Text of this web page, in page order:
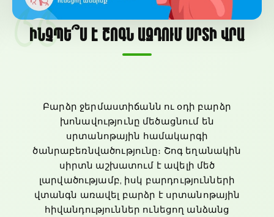
Ինչպե՞ս է շոգն ազդում սրտի վրա
Բարձր ջերմաստիճանն ու օդի բարձր
խոնավությունը մեծացնում են
սրտանոթային համակարգի
ծանրաբեռնվածությունը։ Շոգ եղանակին
սիրտն աշխատում է ավելի մեծ
լարվածությամբ, իսկ բարդությունների
վտանգն առավել բարձր է սրտանոթային
հիվանդություններ ունեցող անձանց